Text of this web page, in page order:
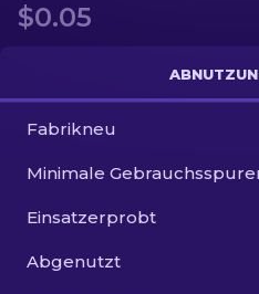
Handschuh
Andere
$0.05
Fabrikneu
Minimale
Einsatzerprobt
Abgenutzt